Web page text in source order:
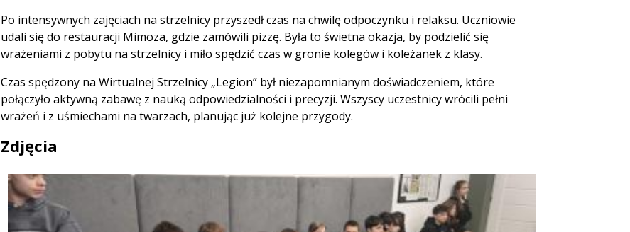
Po intensywnych zajęciach na strzelnicy przyszedł czas na chwilę odpoczynku i relaksu. Uczniowie
udali się do restauracji Mimoza, gdzie zamówili pizzę. Była to świetna okazja, by podzielić się
wrażeniami z pobytu na strzelnicy i miło spędzić czas w gronie kolegów i koleżanek z klasy.
Czas spędzony na Wirtualnej Strzelnicy „Legion” był niezapomnianym doświadczeniem, które
połączyło aktywną zabawę z nauką odpowiedzialności i precyzji. Wszyscy uczestnicy wrócili pełni
wrażeń i z uśmiechami na twarzach, planując już kolejne przygody.
Zdjęcia